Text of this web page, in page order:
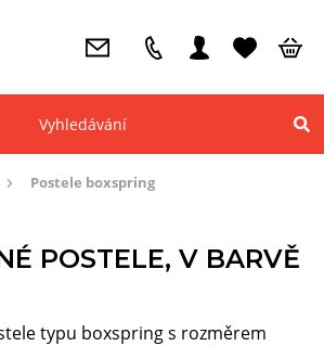
Postele boxspring
POSTELE, V BARVĚ
typu boxspring s rozměrem